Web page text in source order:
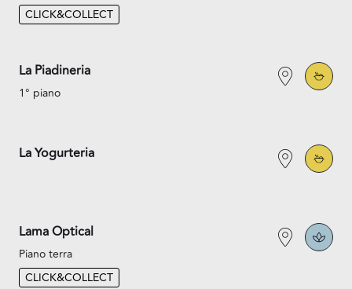
CLICK&COLLECT
La Piadineria
1° piano
La Yogurteria
Lama Optical
Piano terra
CLICK&COLLECT